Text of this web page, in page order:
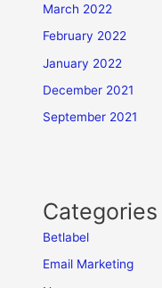
March 2022
February 2022
January 2022
December 2021
September 2021
Categories
Betlabel
Email Marketing